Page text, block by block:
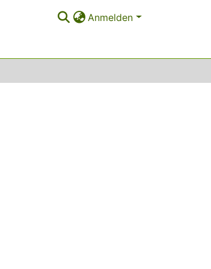
Anmelden